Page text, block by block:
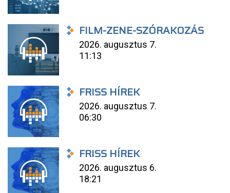
FILM-ZENE-SZÓRAKOZÁS
2026. augusztus 7.
11:13
FRISS HÍREK
2026. augusztus 7.
06:30
FRISS HÍREK
2026. augusztus 6.
18:21